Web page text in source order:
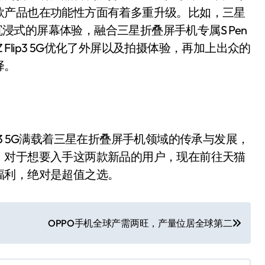
品也在功能性方面有着多重升级。比如，三星
式的屏幕体验，融合三星折叠屏手机专属S Pen
5G优化了外屏以及拍摄体验，再加上出众的
满载着三星在折叠屏手机领域的传承与发展，
于想要入手这两款新品的用户，现在前往天猫
，绝对是超值之选。
OPPO手机全球产需两旺，产量位居全球第二